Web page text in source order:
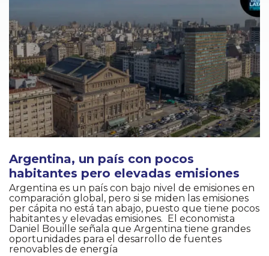
Argentina, un país con pocos
habitantes pero elevadas emisiones
Argentina es un país con bajo nivel de emisiones en
comparación global, pero si se miden las emisiones
per cápita no está tan abajo, puesto que tiene pocos
habitantes y elevadas emisiones. El economista
Daniel Bouille señala que Argentina tiene grandes
oportunidades para el desarrollo de fuentes
renovables de energía